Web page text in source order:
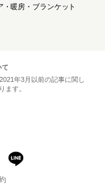
・暖房・ブランケット
て
年3月以前の記事に関し
ます。